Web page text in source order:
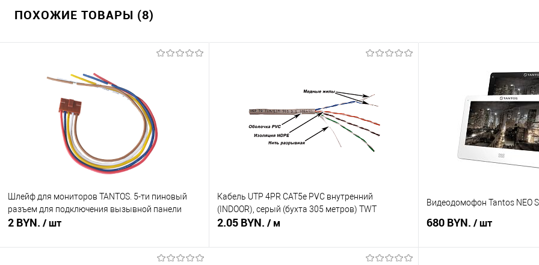
ПОХОЖИЕ ТОВАРЫ (8)
Шлейф для мониторов TANTOS. 5-ти пиновый
разъем для подключения вызывной панели
2 BYN. / шт
Кабель UTP 4PR CAT5е PVC внутренний
(INDOOR), серый (бухта 305 метров) TWT
2.05 BYN. / м
Видеодомофон Tantos NEO
680 BYN. / шт